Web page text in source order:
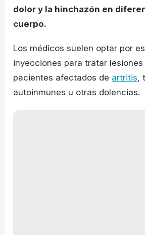
dolor y la hinchazón en
cuerpo.
Los médicos suelen optar por
inyecciones para tratar
pacientes afectados de artritis
autoinmunes u otras dolencias.